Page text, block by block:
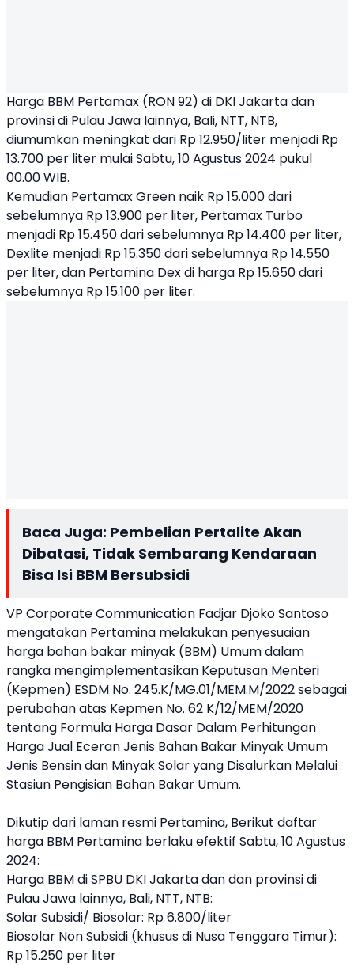
Harga BBM Pertamax (RON 92) di DKI Jakarta dan
provinsi di Pulau Jawa lainnya, Bali, NTT, NTB,
diumumkan meningkat dari Rp 12.950/liter menjadi Rp
13.700 per liter mulai Sabtu, 10 Agustus 2024 pukul
00.00 WIB.
Kemudian Pertamax Green naik Rp 15.000 dari
sebelumnya Rp 13.900 per liter, Pertamax Turbo
menjadi Rp 15.450 dari sebelumnya Rp 14.400 per liter,
Dexlite menjadi Rp 15.350 dari sebelumnya Rp 14.550
per liter, dan Pertamina Dex di harga Rp 15.650 dari
sebelumnya Rp 15.100 per liter.
Baca Juga: Pembelian Pertalite Akan
Dibatasi, Tidak Sembarang Kendaraan
Bisa Isi BBM Bersubsidi
VP Corporate Communication Fadjar Djoko Santoso
mengatakan Pertamina melakukan penyesuaian
harga bahan bakar minyak (BBM) Umum dalam
rangka mengimplementasikan Keputusan Menteri
(Kepmen) ESDM No. 245.K/MG.01/MEM.M/2022 sebagai
perubahan atas Kepmen No. 62 K/12/MEM/2020
tentang Formula Harga Dasar Dalam Perhitungan
Harga Jual Eceran Jenis Bahan Bakar Minyak Umum
Jenis Bensin dan Minyak Solar yang Disalurkan Melalui
Stasiun Pengisian Bahan Bakar Umum.
Dikutip dari laman resmi Pertamina, Berikut daftar
harga BBM Pertamina berlaku efektif Sabtu, 10 Agustus
2024:
Harga BBM di SPBU DKI Jakarta dan dan provinsi di
Pulau Jawa lainnya, Bali, NTT, NTB:
Solar Subsidi/ Biosolar: Rp 6.800/liter
Biosolar Non Subsidi (khusus di Nusa Tenggara Timur):
Rp 15.250 per liter